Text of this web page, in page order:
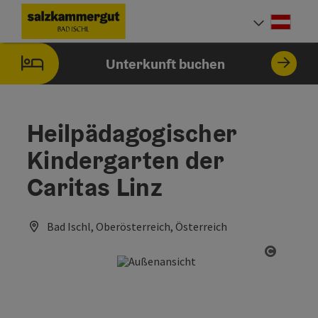
Zum InhaltAccesskey
[0]
Zur NavigationAccesskey
[1]
Zum Seitenanfang
Zur StartseiteAccesskey
[7]
Unterkunft buchen
Heilpädagogischer
Kindergarten der
Caritas Linz
Bad Ischl, Oberösterreich, Österreich